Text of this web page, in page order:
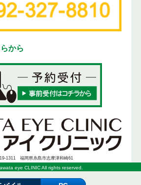
から
1311 福岡県糸島市志摩津和崎61
eye CLINIC All rights reserved.